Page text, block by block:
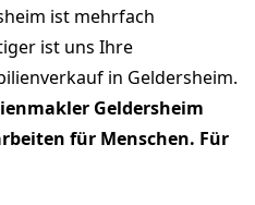
ist mehrfach
ist uns Ihre
in Geldersheim.
Geldersheim
für Menschen. Für